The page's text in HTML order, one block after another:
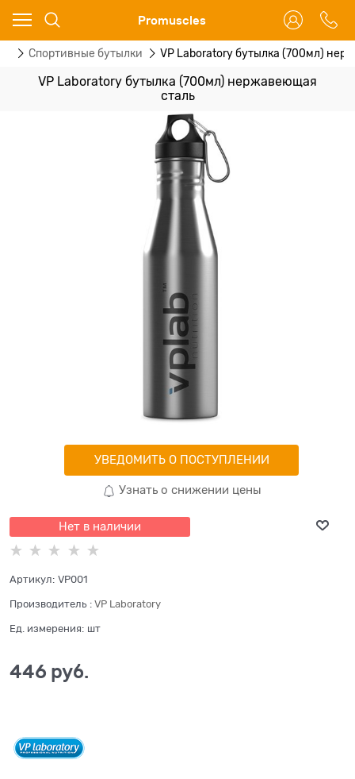
Promuscles
Спортивные бутылки VP Laboratory бутылка (700мл)
VP Laboratory бутылка (700мл) нержавеющая
сталь
УВЕДОМИТЬ О ПОСТУПЛЕНИИ
Узнать о снижении цены
Нет в наличии
Артикул: VP001
Производитель : VP Laboratory
Ед. измерения: шт
446 руб.
Ваш город - Москва,
угадали?
ДА НЕТ